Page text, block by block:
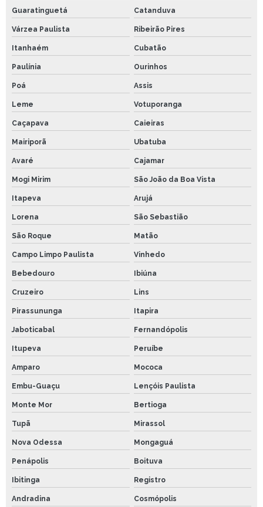
Guaratinguetá Catanduva
Várzea Paulista Ribeirão Pires
Itanhaém Cubatão
Paulínia Ourinhos
Poá Assis
Leme Votuporanga
Caçapava Caieiras
Mairiporã Ubatuba
Avaré Cajamar
Mogi Mirim São João da Boa Vista
Itapeva Arujá
Lorena São Sebastião
São Roque Matão
Campo Limpo Paulista Vinhedo
Bebedouro Ibiúna
Cruzeiro Lins
Pirassununga Itapira
Jaboticabal Fernandópolis
Itupeva Peruíbe
Amparo Mococa
Embu-Guaçu Lençóis Paulista
Monte Mor Bertioga
Tupã Mirassol
Nova Odessa Mongaguá
Penápolis Boituva
Ibitinga Registro
Andradina Cosmópolis